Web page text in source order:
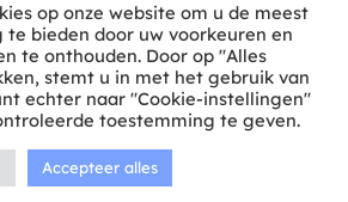
zijn ook actief op LinkedIn
door tweekoppig
op onze website om u de meest
bieden door uw voorkeuren en
te onthouden. Door op "Alles
stemt u in met het gebruik van
echter naar "Cookie-instellingen"
toestemming te geven.
Accepteer alles